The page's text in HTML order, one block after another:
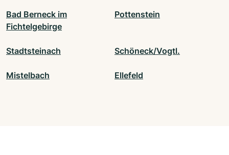
Bad Berneck im
Fichtelgebirge
Pottenstein
Stadtsteinach Schöneck/Vogtl.
Mistelbach Ellefeld